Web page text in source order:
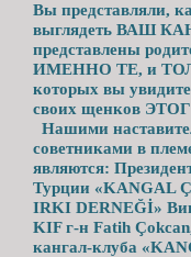
Вы представляли,
выглядеть ВАШ
представлены
ИМЕННО ТЕ, и
которых вы
своих щенков
Нашими
советниками в
являются:
Турции «KANGAL
IRKI DERNEĞİ»
KIF г-н Fatih
кангал-клуба